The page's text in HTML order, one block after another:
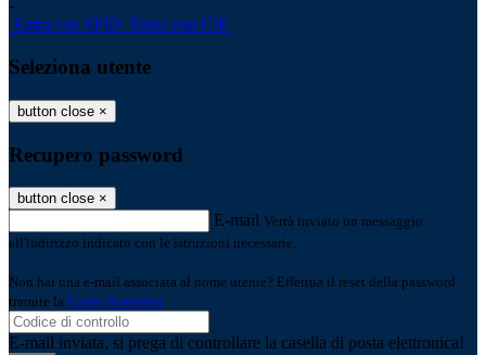
-
Entra con SPID Entra con CIE
Seleziona utente
button close ×
Recupero password
button close ×
E-mail Verrà inviato un messaggio
all'indirizzo indicato con le istruzioni necessarie.
Non hai una e-mail associata al nome utente? Effettua il reset della password
tramite la Login Spaggiari
E-mail inviata, si prega di controllare la casella di posta elettronica!